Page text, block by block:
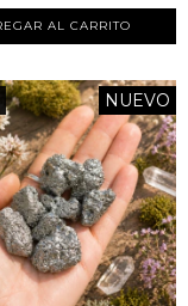
NUEVO